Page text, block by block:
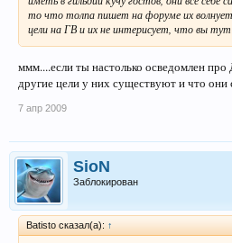
то что толпа пишет на форуме их волнует
цели на ГВ и их не интерисует, что вы
ммм....если ты настолько осведомлен
другие цели у них существуют и что они
7 апр 2009
SioN
Заблокирован
Batisto сказал(а): ↑